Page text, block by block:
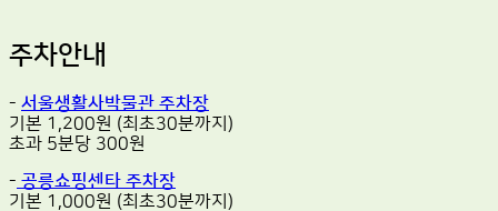
주차안내
- 서울생활사박물관 주차장
기본 1,200원 (최초30분까지)
초과 5분당 300원
- 공릉쇼핑센타 주차장
기본 1,000원 (최초30분까지)